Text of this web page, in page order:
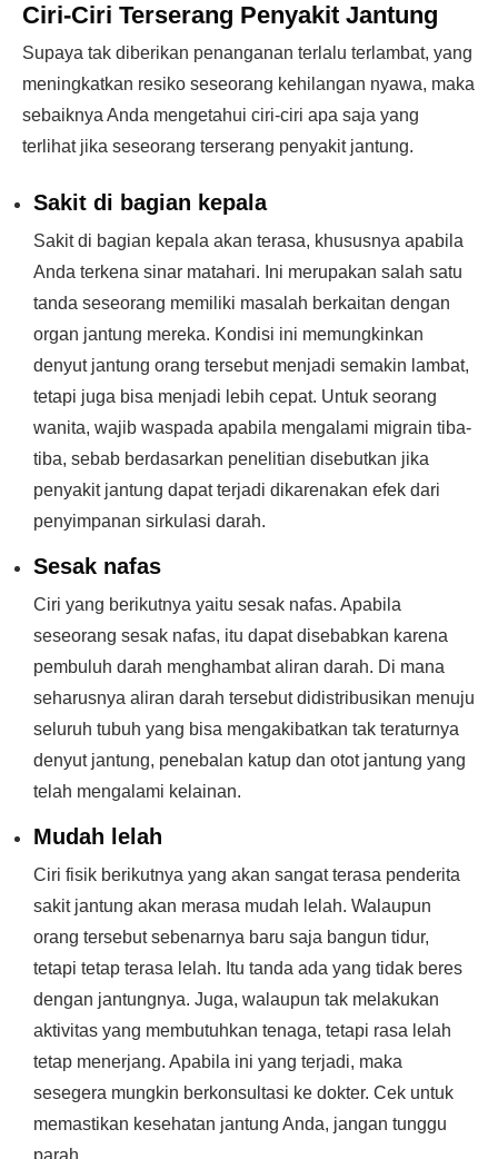
Ciri-Ciri Terserang Penyakit Jantung
Supaya tak diberikan penanganan terlalu terlambat, yang
meningkatkan resiko seseorang kehilangan nyawa, maka
sebaiknya Anda mengetahui ciri-ciri apa saja yang
terlihat jika seseorang terserang penyakit jantung.
Sakit di bagian kepala
Sakit di bagian kepala akan terasa, khususnya apabila
Anda terkena sinar matahari. Ini merupakan salah satu
tanda seseorang memiliki masalah berkaitan dengan
organ jantung mereka. Kondisi ini memungkinkan
denyut jantung orang tersebut menjadi semakin lambat,
tetapi juga bisa menjadi lebih cepat. Untuk seorang
wanita, wajib waspada apabila mengalami migrain tiba-
tiba, sebab berdasarkan penelitian disebutkan jika
penyakit jantung dapat terjadi dikarenakan efek dari
penyimpanan sirkulasi darah.
Sesak nafas
Ciri yang berikutnya yaitu sesak nafas. Apabila
seseorang sesak nafas, itu dapat disebabkan karena
pembuluh darah menghambat aliran darah. Di mana
seharusnya aliran darah tersebut didistribusikan menuju
seluruh tubuh yang bisa mengakibatkan tak teraturnya
denyut jantung, penebalan katup dan otot jantung yang
telah mengalami kelainan.
Mudah lelah
Ciri fisik berikutnya yang akan sangat terasa penderita
sakit jantung akan merasa mudah lelah. Walaupun
orang tersebut sebenarnya baru saja bangun tidur,
tetapi tetap terasa lelah. Itu tanda ada yang tidak beres
dengan jantungnya. Juga, walaupun tak melakukan
aktivitas yang membutuhkan tenaga, tetapi rasa lelah
tetap menerjang. Apabila ini yang terjadi, maka
sesegera mungkin berkonsultasi ke dokter. Cek untuk
memastikan kesehatan jantung Anda, jangan tunggu
parah.